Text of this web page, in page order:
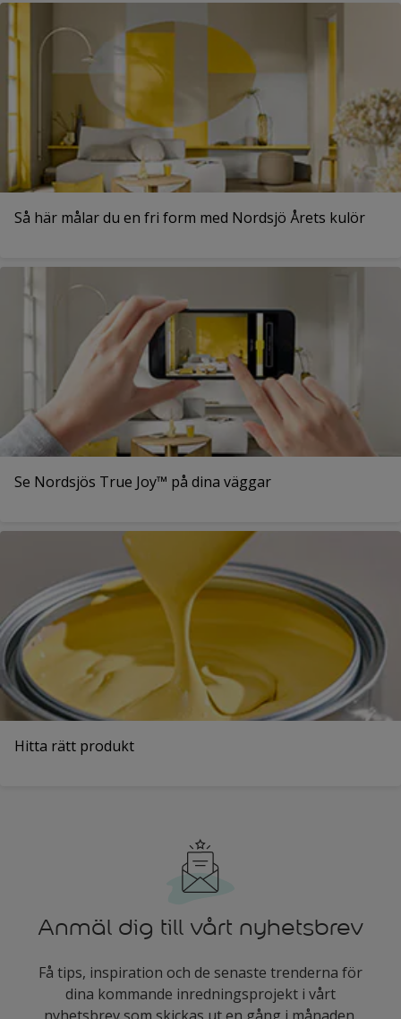
Så här målar du en fri form med Nordsjö Årets kulör
Se Nordsjös True Joy™ på dina väggar
Hitta rätt produkt
Anmäl dig till vårt nyhetsbrev
Få tips, inspiration och de senaste trenderna för
dina kommande inredningsprojekt i vårt